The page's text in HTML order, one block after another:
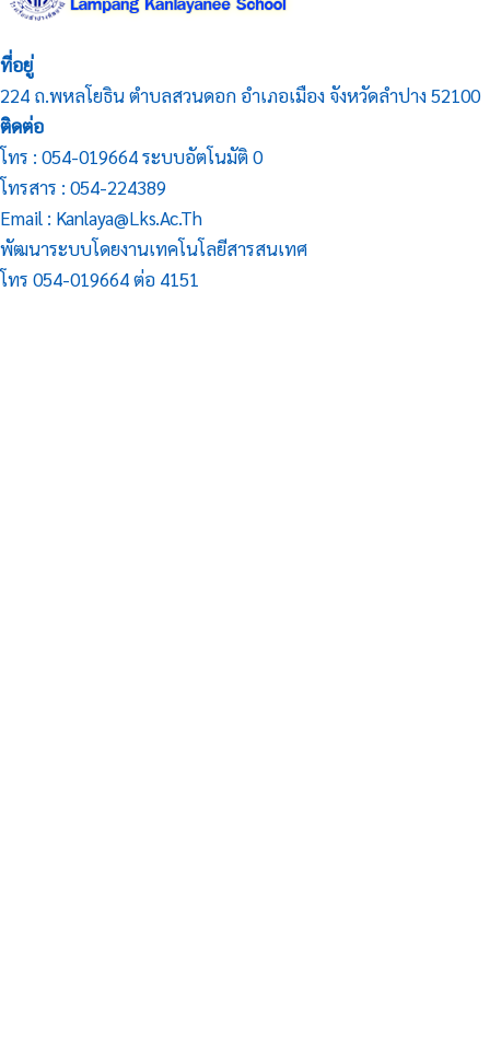
ที่อยู่
224 ถ.พหลโยธิน ตำบลสวนดอก อำเภอเมือง จังหวัดลำปาง 52100
ติดต่อ
โทร : 054-019664 ระบบอัตโนมัติ 0
โทรสาร : 054-224389
Email : Kanlaya@lks.ac.th
พัฒนาระบบโดยงานเทคโนโลยีสารสนเทศ
โทร 054-019664 ต่อ 4151